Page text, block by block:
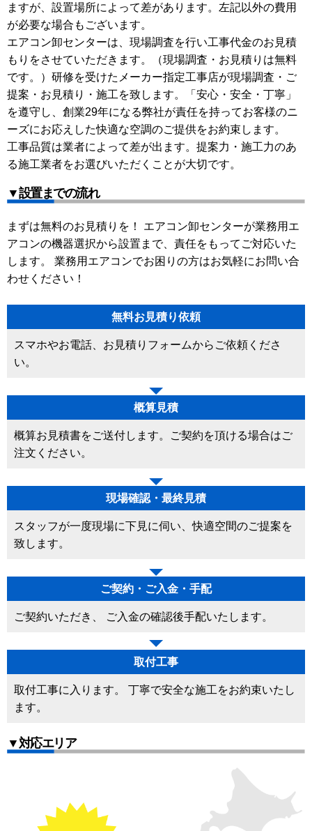
ますが、設置場所によって差があります。左記以外の費用
が必要な場合もございます。
エアコン卸センターは、現場調査を行い工事代金のお見積
もりをさせていただきます。（現場調査・お見積りは無料
です。）研修を受けたメーカー指定工事店が現場調査・ご
提案・お見積り・施工を致します。「安心・安全・丁寧」
を遵守し、創業29年になる弊社が責任を持ってお客様のニ
ーズにお応えした快適な空調のご提供をお約束します。
工事品質は業者によって差が出ます。提案力・施工力のあ
る施工業者をお選びいただくことが大切です。
▼設置までの流れ
まずは無料のお見積りを！ エアコン卸センターが業務用エ
アコンの機器選択から設置まで、責任をもってご対応いた
します。 業務用エアコンでお困りの方はお気軽にお問い合
わせください！
無料お見積り依頼
スマホやお電話、お見積りフォームからご依頼くださ
い。
概算見積
概算お見積書をご送付します。ご契約を頂ける場合はご
注文ください。
現場確認・最終見積
スタッフが一度現場に下見に伺い、快適空間のご提案を
致します。
ご契約・ご入金・手配
ご契約いただき、 ご入金の確認後手配いたします。
取付工事
取付工事に入ります。 丁寧で安全な施工をお約束いたし
ます。
▼対応エリア